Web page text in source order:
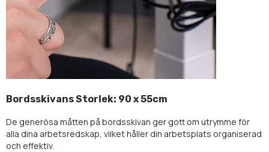
Bordsskivans Storlek: 90 x 55cm
De generösa måtten på bordsskivan ger gott om utrymme för
alla dina arbetsredskap, vilket håller din arbetsplats organiserad
och effektiv.